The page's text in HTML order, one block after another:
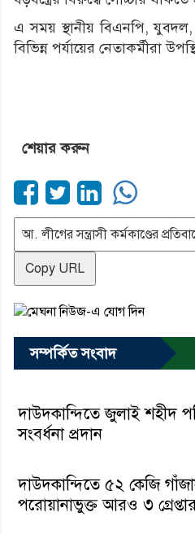
এ সময় স্থানীয় বিএনপি, যুবদল,
বিভিন্ন পর্যায়ের নেতাকর্মীরা
শেয়ার করুন
Copy URL
সম্পর্কিত সংবাদ
দাউদকান্দিতে জুলাই শহীদ
সংবর্ধনা প্রদান
দাউদকান্দিতে ৫২ কেজি
পরোয়ানাভুক্ত আরও ৩